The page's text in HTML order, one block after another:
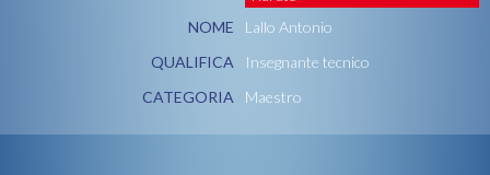
NOME
Lallo Antonio
QUALIFICA
Insegnante tecnico
CATEGORIA
Maestro